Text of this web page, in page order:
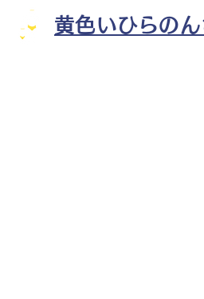
黄色いひらのん